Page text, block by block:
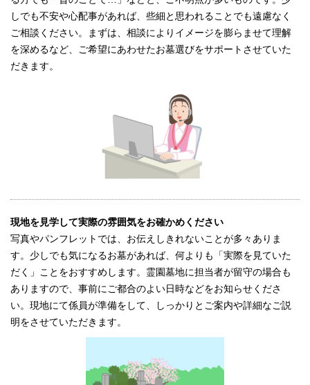
しでも不安や心配事があれば、些細と思われることでも遠慮なく
ご相談ください。まずは、相談によりイメージを膨らませて理解
を深めるなど、ご希望にあわせたお墓選びをサポートさせていた
だきます。
現地を見学して実際の雰囲気をお確かめください
写真やパンフレットでは、お伝えしきれないことが多々ありま
す。少しでも気になるお墓があれば、何よりも「実際を見ていた
だく」ことをおすすめします。霊園墓地に担当者が留守の場合も
ありますので、事前にご都合のよい日時などをお知らせくださ
い。現地にて係員が準備をして、しっかりとご案内や詳細なご説
明をさせていただきます。